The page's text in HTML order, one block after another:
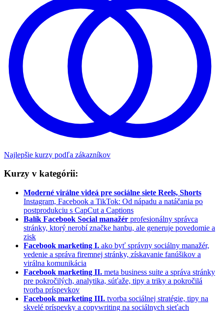
Najlepšie kurzy podľa zákazníkov
Kurzy v kategórii:
Moderné virálne videá pre sociálne siete Reels, Shorts
Instagram, Facebook a TikTok: Od nápadu a natáčania po
postprodukciu s CapCut a Captions
Balík Facebook Social manažér profesionálny správca
stránky, ktorý nerobí značke hanbu, ale generuje povedomie a
zisk
Facebook marketing I. ako byť správny sociálny manažér,
vedenie a správa firemnej stránky, získavanie fanúšikov a
virálna komunikácia
Facebook marketing II. meta business suite a správa stránky
pre pokročilých, analytika, súťaže, tipy a triky a pokročilá
tvorba príspevkov
Facebook marketing III. tvorba sociálnej stratégie, tipy na
skvelé príspevky a copywriting na sociálnych sieťach